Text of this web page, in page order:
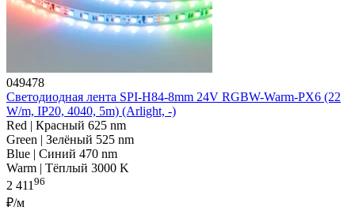
049478
Светодиодная лента SPI-H84-8mm 24V RGBW-Warm-PX6 (22
W/m, IP20, 4040, 5m) (Arlight, -)
Red | Красный 625 nm
Green | Зелёный 525 nm
Blue | Синий 470 nm
Warm | Тёплый 3000 K
2 41196
₽/м